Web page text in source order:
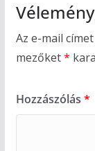
Az e-mail
mezőket*
Hozzászólás *